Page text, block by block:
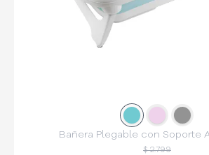
Slide Slide 2
Slide
Bañera Plegable con Soporte
$ 2.799